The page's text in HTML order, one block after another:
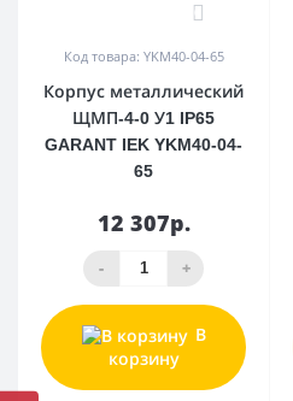
0
Код товара: YKM40-04-65
Корпус металлический
ЩМП-4-0 У1 IP65
GARANT IEK YKM40-04-
65
12 307р.
- +
В
корзину